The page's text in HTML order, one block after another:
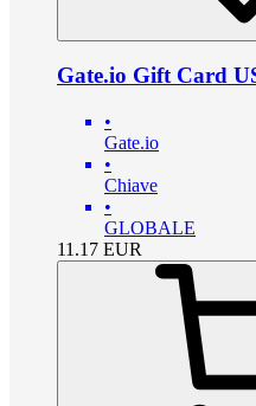
Gate.io Gift Card
•
Gate.io
•
Chiave
•
GLOBALE
11.17 EUR